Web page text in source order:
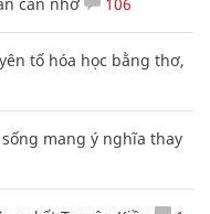
tố hóa học bằng thơ,
mang ý nghĩa thay